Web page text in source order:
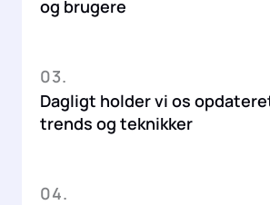
og brugere
03.
Dagligt holder vi os
trends og teknikker
04.